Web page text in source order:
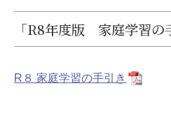
「R8年度版 家庭学習の
R８ 家庭学習の手引き